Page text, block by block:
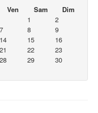
Ven Sam
Dim
1
2
7 8
9
14 15
16
21 22
23
28 29
30